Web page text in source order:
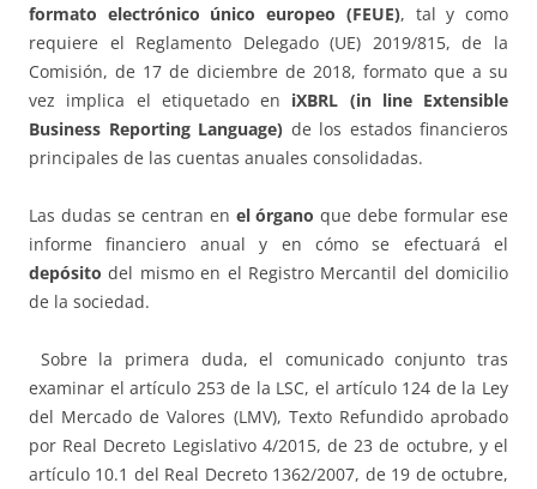
formato electrónico único europeo (FEUE), tal y como
requiere el Reglamento Delegado (UE) 2019/815, de la
Comisión, de 17 de diciembre de 2018, formato que a su
vez implica el etiquetado en iXBRL (in line Extensible
Business Reporting Language) de los estados financieros
principales de las cuentas anuales consolidadas.
Las dudas se centran en el órgano que debe formular ese
informe financiero anual y en cómo se efectuará el
depósito del mismo en el Registro Mercantil del domicilio
de la sociedad.
Sobre la primera duda, el comunicado conjunto tras
examinar el artículo 253 de la LSC, el artículo 124 de la Ley
del Mercado de Valores (LMV), Texto Refundido aprobado
por Real Decreto Legislativo 4/2015, de 23 de octubre, y el
artículo 10.1 del Real Decreto 1362/2007, de 19 de octubre,